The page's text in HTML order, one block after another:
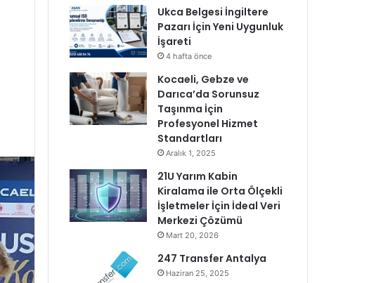
Ukca Belgesi İngiltere
Pazarı İçin Yeni Uygunluk
İşareti
4 hafta önce
Kocaeli, Gebze ve
Darıca’da Sorunsuz
Taşınma İçin
Profesyonel Hizmet
Standartları
Aralık 1, 2025
21U Yarım Kabin
Kiralama ile Orta Ölçekli
İşletmeler İçin İdeal Veri
Merkezi Çözümü
Mart 20, 2026
247 Transfer Antalya
Haziran 25, 2025